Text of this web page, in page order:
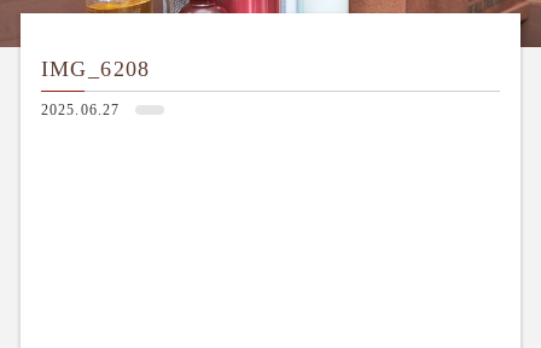
IMG_6208
2025.06.27